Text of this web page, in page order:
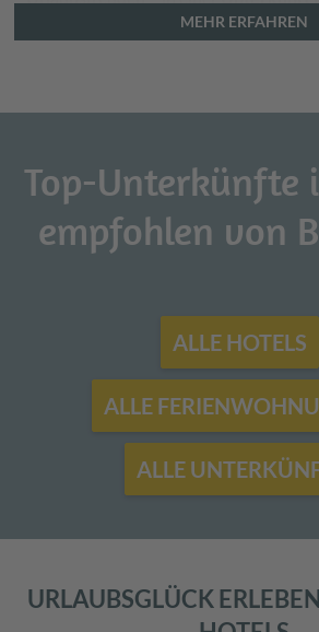
die Sonne können Sie hier (fast)
MEHR ERFAHREN
Top-Unterkünfte
empfohlen von
ALLE HOTELS
ALLE
ALLE
URLAUBSGLÜCK